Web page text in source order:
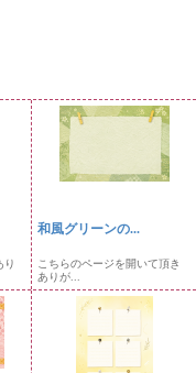
り
和風グリーンの...
こちらのページを開いて頂き
ありが...